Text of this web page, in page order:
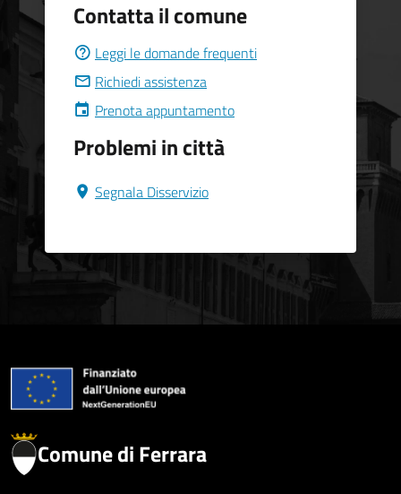
Contatta il comune
Leggi le domande frequenti
Richiedi assistenza
Prenota appuntamento
Problemi in città
Segnala Disservizio
Comune di Ferrara